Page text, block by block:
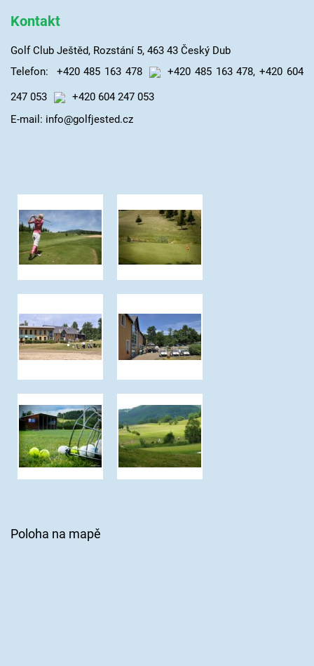
Kontakt
Golf Club Ještěd, Rozstání 5, 463 43 Český Dub
Telefon: +420 485 163 478 +420 485 163 478,+420 604
247 053
+420 604 247 053
E-mail: info@golfjested.cz
Poloha na mapě